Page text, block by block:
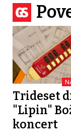
Trideset
"Lipin"
koncert